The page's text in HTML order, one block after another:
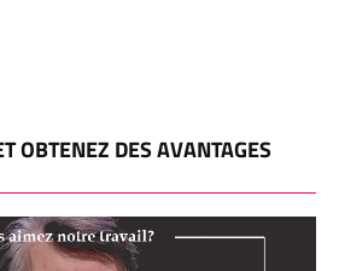
OBTENEZ DES AVANTAGES